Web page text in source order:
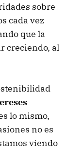
sobre
cada vez
que la
creciendo, al
lo mismo,
no es
viendo